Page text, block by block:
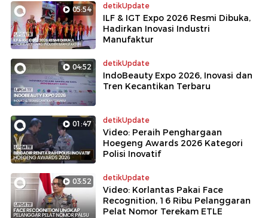
05:54 detikUpdate
ILF & IGT Expo 2026 Resmi Dibuka,
Hadirkan Inovasi Industri
Manufaktur
04:52 detikUpdate
IndoBeauty Expo 2026, Inovasi dan
Tren Kecantikan Terbaru
01:47 detikUpdate
Video: Peraih Penghargaan
Hoegeng Awards 2026 Kategori
Polisi Inovatif
03:52 detikUpdate
Video: Korlantas Pakai Face
Recognition, 16 Ribu Pelanggaran
Pelat Nomor Terekam ETLE